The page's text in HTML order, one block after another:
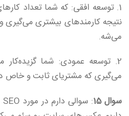
1. توسعه افقی: که شما تعداد
نتیجه کارمندهای بیشتری می‌گیری
می‌شه.
2. توسعه عمودی: شما
می‌گیری که مشتریای ثابت و خاص
سوال 15